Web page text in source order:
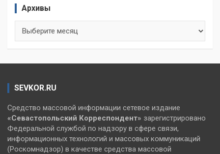
Архивы
SEVKOR.RU
Средство массовой информации сетевое издание
«Севастопольский Корреспондент» зарегистрировано
Федеральной службой по надзору в сфере связи,
информационных технологий и массовых коммуникаций
(Роскомнадзор) в качестве средства массовой